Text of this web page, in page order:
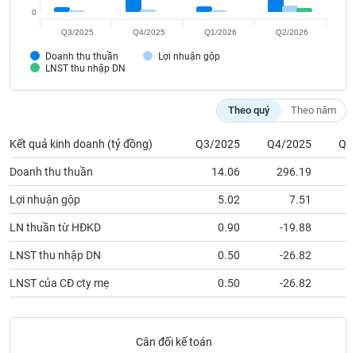
Doanh thu thuần
Lợi nhuận gộp
LNST thu nhập DN
0
Q3/2025 Q4/2025 Q1/2026 Q2/2026
Theo quý Theo năm
Kết quả kinh doanh (tỷ đồng) Q3/2025 Q4/2025
Doanh thu thuần 14.06 296.19
Lợi nhuận gộp 5.02 7.51
LN thuần từ HĐKD 0.90 -19.88
LNST thu nhập DN 0.50 -26.82
LNST của CĐ cty mẹ 0.50 -26.82
Cân đối kế toán
tác
giả
(-)
Báo
cáo
phân
tích
(-)
Thuật